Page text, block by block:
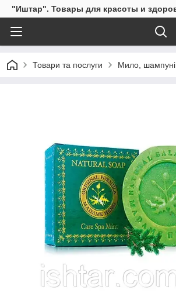
"Иштар". Товары для красоты и
Товари та послуги Мило,